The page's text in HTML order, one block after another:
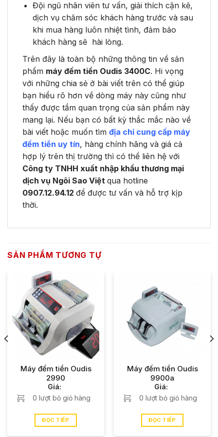
Đội ngũ nhân viên tư vấn, giải thích cặn kẽ,
dịch vụ chăm sóc khách hàng trước và sau
khi mua hàng luôn nhiệt tình, đảm bảo
khách hàng sẽ hài lòng.
Trên đây là toàn bộ những thông tin về sản
phẩm máy đếm tiền Oudis 3400C. Hi vọng
với những chia sẻ ở bài viết trên có thể giúp
bạn hiểu rõ hơn về dòng máy này cũng như
thấy được tầm quan trọng của sản phẩm này
mang lại. Nếu bạn có bất kỳ thắc mắc nào về
bài viết hoặc muốn tìm địa chỉ cung cấp máy
đếm tiền uy tín, hàng chính hãng và giá cả
hợp lý trên thị trường thì có thể liên hệ với
Công ty TNHH xuất nhập khẩu thương mại
dịch vụ Ngôi Sao Việt qua hotline
0907.12.94.12 để được tư vấn và hỗ trợ kịp
thời.
SẢN PHẨM TƯƠNG TỰ
Máy đếm tiền Oudis
2990
Giá:
0 lượt bỏ giỏ hàng
ĐỌC TIẾP
Máy đếm tiền Oudis
9900a
Giá:
0 lượt bỏ giỏ hàng
ĐỌC TIẾP